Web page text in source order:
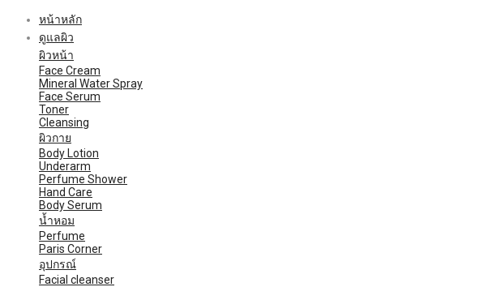
หน้าหลัก
ดูแลผิว
ผิวหน้า
Face Cream
Mineral Water Spray
Face Serum
Toner
Cleansing
ผิวกาย
Body Lotion
Underarm
Perfume Shower
Hand Care
Body Serum
น้ำหอม
Perfume
Paris Corner
อุปกรณ์
Facial cleanser